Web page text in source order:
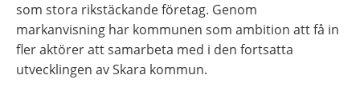
som stora rikstäckande företag. Genom
markanvisning har kommunen som ambition att få in
fler aktörer att samarbeta med i den fortsatta
utvecklingen av Skara kommun.